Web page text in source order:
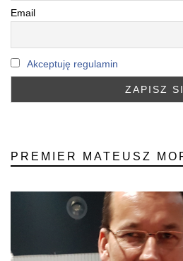
Email
Akceptuję regulamin
PREMIER MATEUSZ